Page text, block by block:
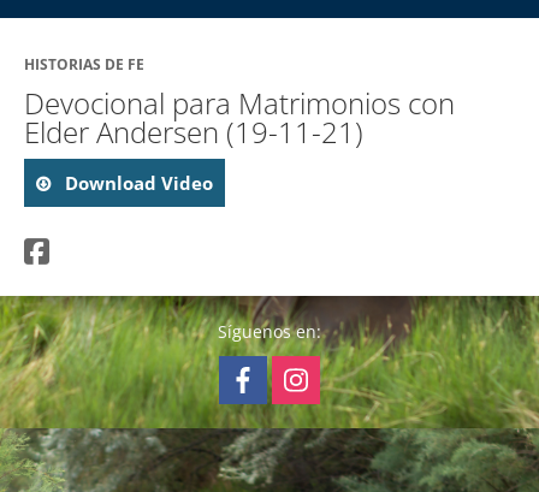
Video
HISTORIAS DE FE
Devocional para Matrimonios con
Elder Andersen (19-11-21)
Download Video
Síguenos en: